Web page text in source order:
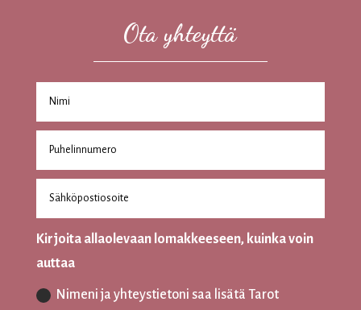
Ota yhteyttä
Kirjoita allaolevaan lomakkeeseen, kuinka voin
auttaa
Nimeni ja yhteystietoni saa lisätä Tarot